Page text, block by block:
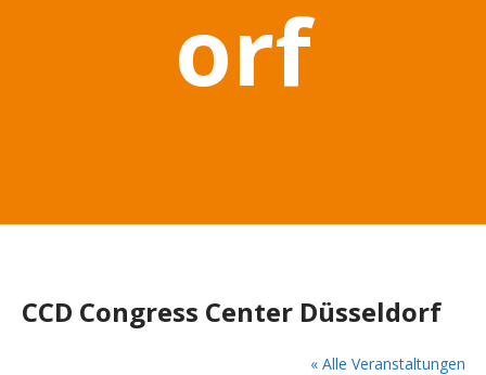
orf
CCD Congress Center Düsseldorf
« Alle Veranstaltungen